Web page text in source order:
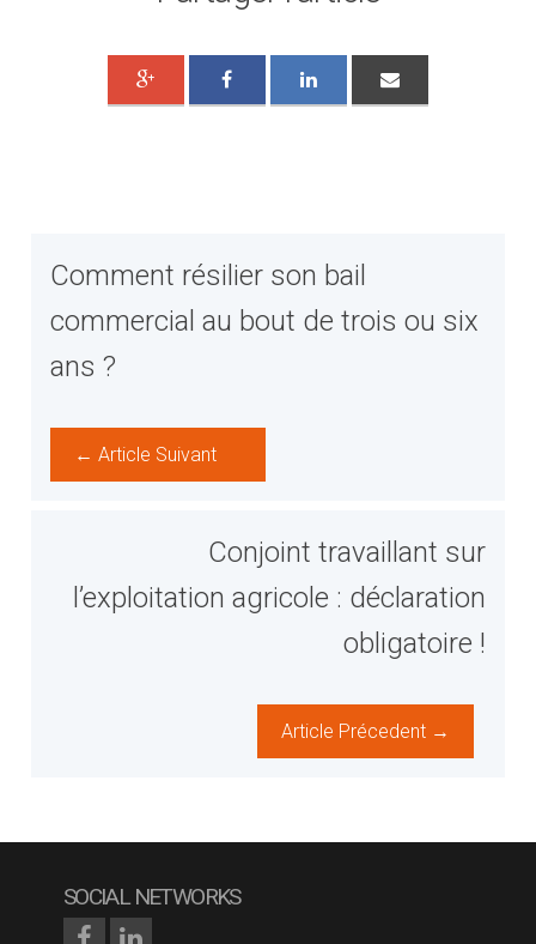
Comment résilier son bail
commercial au bout de trois ou six
ans ?
← Article Suivant
Conjoint travaillant sur
l’exploitation agricole : déclaration
obligatoire !
Article Précedent →
SOCIAL NETWORKS